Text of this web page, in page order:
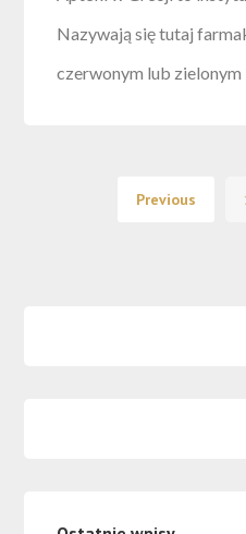
Nazywają się tutaj
czerwonym lub
Previous